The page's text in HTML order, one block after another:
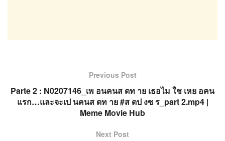
Previous Post
Parte 2 : N0207146_เพ อนคนส ดท าย เธอไม ใช เหย อคน
แรก…และจะเป นคนส ดท าย #ส ดป งซ ร_part 2.mp4 |
Meme Movie Hub
Next Post